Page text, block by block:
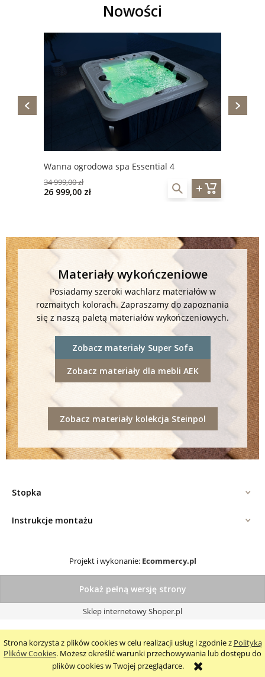
Strona korzysta z plików cookies w celu realizacji usług i zgodnie z Polityką
Plików Cookies. Możesz określić warunki przechowywania lub dostępu do
plików cookies w Twojej przeglądarce.
Nowości
Wanna ogrodowa spa Essential 4
34 999,00 zł
26 999,00 zł
Materiały wykończeniowe
Posiadamy szeroki wachlarz materiałów w
rozmaitych kolorach. Zapraszamy do zapoznania
się z naszą paletą materiałów wykończeniowych.
Zobacz materiały Super Sofa
Zobacz materiały dla mebli AEK
Zobacz materiały kolekcja Steinpol
Stopka
Instrukcje montażu
Projekt i wykonanie: Ecommercy.pl
Pokaż pełną wersję strony
Sklep internetowy Shoper.pl